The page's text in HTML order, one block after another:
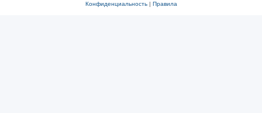
Конфиденциальность| Правила